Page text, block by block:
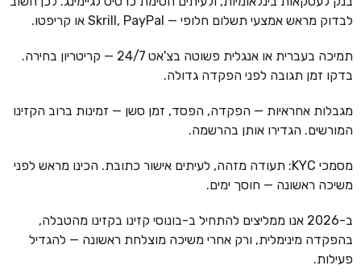
לבדוק מראש אמצעי תשלום חלופי — Skrill, PayPal או קריפטו.
תמיכה בעברית או אנגלית פשוטה בצ'אט 24/7 — קריטריון בחירה.
בדקו זמן תגובה לפני הפקדה גדולה.
מגבלות אחראיות — הפקדה, הפסד, זמן סשן — זמינות ברוב הקזינו
המורשים. הגדירו אותן בהרשמה.
מסמכי KYC: תעודה מזהה, לעיתים אישור כתובת. הכינו מראש לפני
משיכה ראשונה — חוסך ימים.
ב-2026 אנו ממליצים להתחיל ב-בונוסי קזינו בקזינו מהטבלה,
בהפקדה מינימלית, ורק אחרי משיכה מוצלחת ראשונה — להגדיל
פעילות.